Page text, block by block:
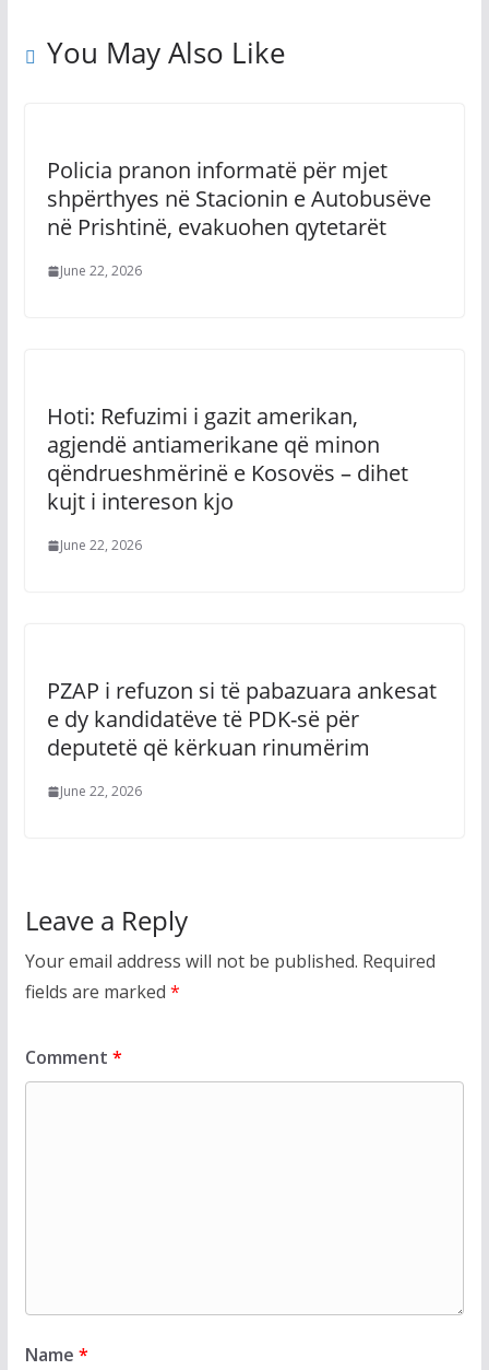
You May Also Like
Policia pranon informatë për mjet
shpërthyes në Stacionin e Autobusëve
në Prishtinë, evakuohen qytetarët
June 22, 2026
Hoti: Refuzimi i gazit amerikan,
agjendë antiamerikane që minon
qëndrueshmërinë e Kosovës – dihet
kujt i intereson kjo
June 22, 2026
PZAP i refuzon si të pabazuara ankesat
e dy kandidatëve të PDK-së për
deputetë që kërkuan rinumërim
June 22, 2026
Leave a Reply
Your email address will not be published. Required
fields are marked *
Comment *
Name *